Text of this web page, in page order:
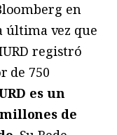
en
última vez que
registró
de 750
es un
de